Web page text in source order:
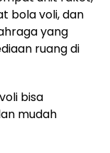
bola voli, dan
yang
ruang di
bisa
mudah